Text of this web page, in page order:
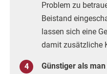
Problem zu
Beistand
lassen sich eine
damit zusätzliche
Günstiger als